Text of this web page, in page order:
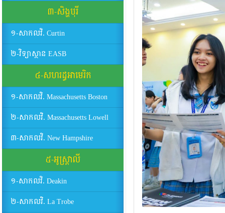
៣-សិង្ហបុរី
១-សាកលវិ. Curtin
២-វិទ្យាស្ថាន EASB
៤-សហរដ្ធអាមេរិក
១-សាកលវិ. Massachusetts Boston
២-សាកលវិ. Massachusetts Lowell
៣-សាកលវិ. New Hampshire
៥-អូស្ដ្រាលី
១-សាកលវិ. Deakin
២-សាកលវិ. La Trobe